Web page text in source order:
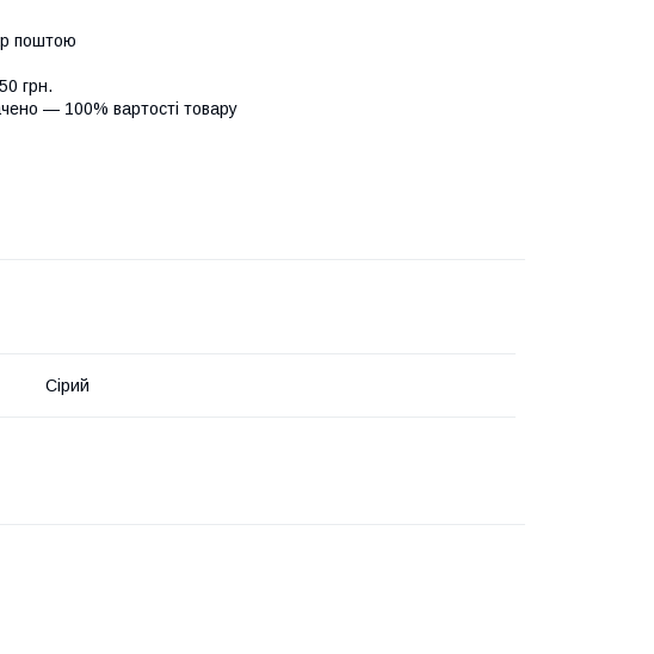
поштою
грн.
— 100% вартості товару
Сірий